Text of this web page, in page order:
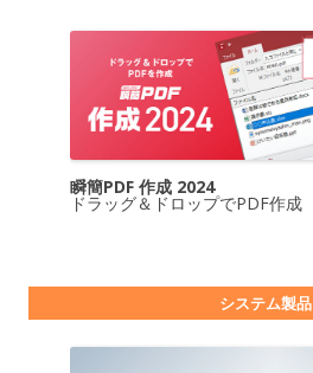
瞬簡PDF 作成 2024
ドラッグ＆ドロップでPDF作成
システム製品